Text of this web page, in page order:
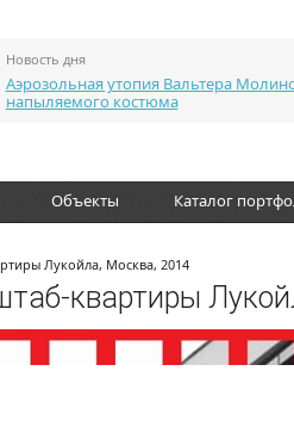
Новость дня
Аэрозольная утопия Вальтера
напыляемого костюма
Объекты Каталог
Лукойла, Москва, 2014
квартиры